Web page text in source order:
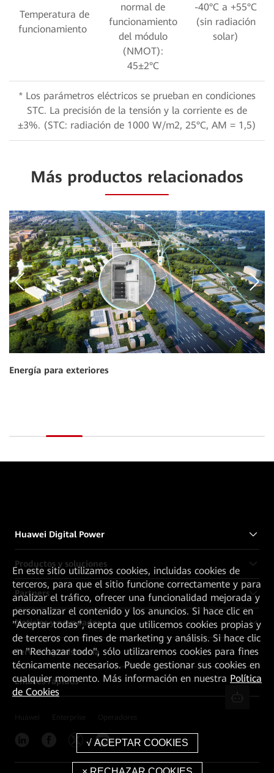
Temperatura de
funcionamiento
normal de
funcionamiento
del módulo
(NMOT):
45±2°C
-40°C a +55°C
(sin radiación
solar)
* Los parámetros eléctricos se prueban en condiciones
STC. La precisión de la tensión y la corriente es de
±3%. (STC: radiación de 1000 W/m2, 25°C, AM = 1,5)
Más productos relacionados
Energía para exteriores
Huawei Digital Power
Productos y soluciones
Partners
Noticias y novedades
Servicios y asistencia
Enlaces rápidos
En este sitio utilizamos cookies, incluidas cookies de
terceros, para que el sitio funcione correctamente y para
analizar el tráfico, ofrecer una funcionalidad mejorada y
personalizar el contenido y los anuncios. Si hace clic en
"Aceptar todas", acepta que utilicemos cookies propias y
de terceros con fines de marketing y análisis. Si hace clic
en "Rechazar todo", sólo utilizaremos cookies para fines
técnicamente necesarios. Puede gestionar sus cookies en
cualquier momento. Más información en nuestra Política
de Cookies